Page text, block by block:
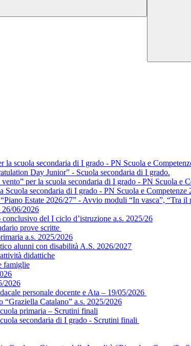
scuola secondaria di I grado - PN Scuola e
Day Junior” - Scuola secondaria di I grado.
per la scuola secondaria di I grado - PN Scuola e
secondaria di I grado - PN Scuola e Competenze
Estate 2026/27” - Avvio moduli “In vasca”, “Tra
06/2026
del I ciclo d’istruzione a.s. 2025/26
prove scritte
a.s. 2025/2026
alunni con disabilità A.S. 2026/2027
didattiche
famiglie
2026
personale docente e Ata – 19/05/2026
Catalano” a.s. 2025/2026
primaria – Scrutini finali
secondaria di I grado - Scrutini finali